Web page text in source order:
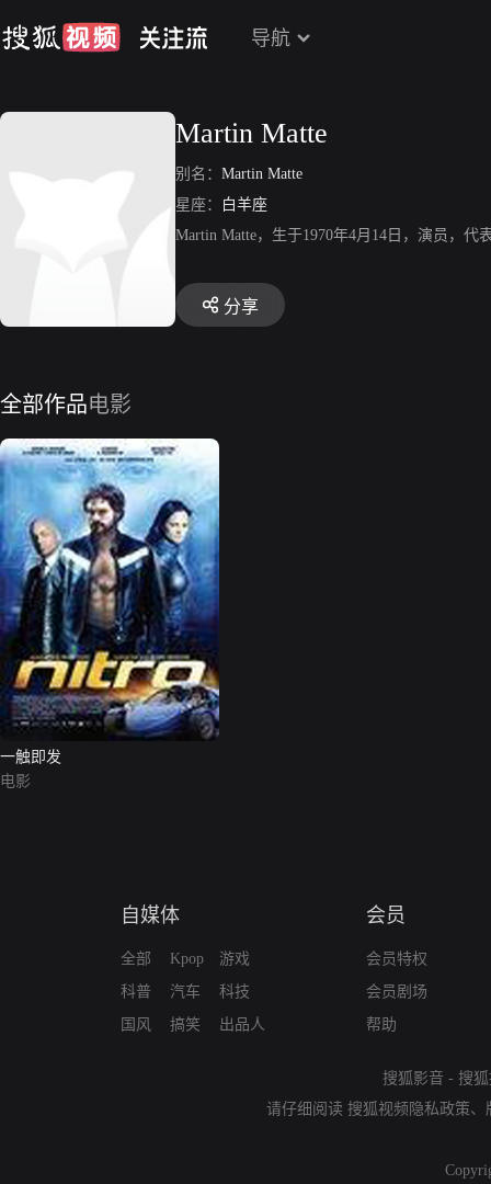
导航
Martin Matte
别名： Martin Matte
星座：
白羊座
Martin Matte，生于1970年4月14日，演员，代
分享
全部作品电影
一触即发
电影
自媒体
全部
科普
国风
Kpop
汽车
搞笑
游戏
科技
出品人
会员
会员特权
会员剧场
帮助
搜狐影音 - 搜
请仔细阅读 搜狐视频隐私政策、